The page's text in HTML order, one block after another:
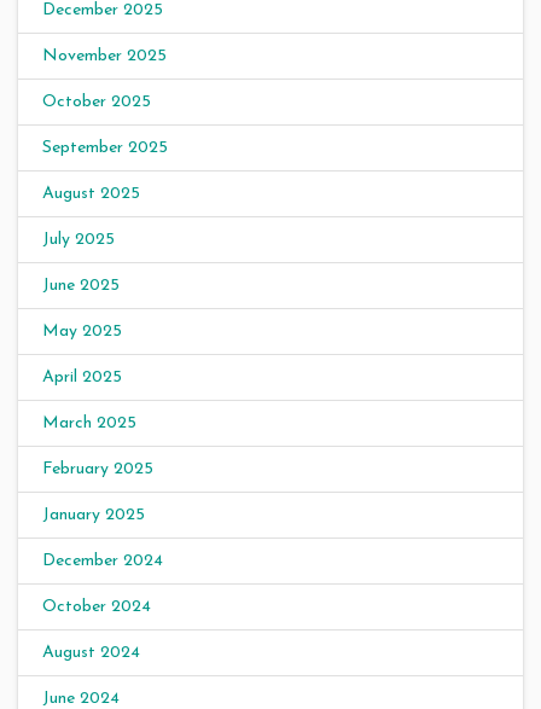
December 2025
November 2025
October 2025
September 2025
August 2025
July 2025
June 2025
May 2025
April 2025
March 2025
February 2025
January 2025
December 2024
October 2024
August 2024
June 2024